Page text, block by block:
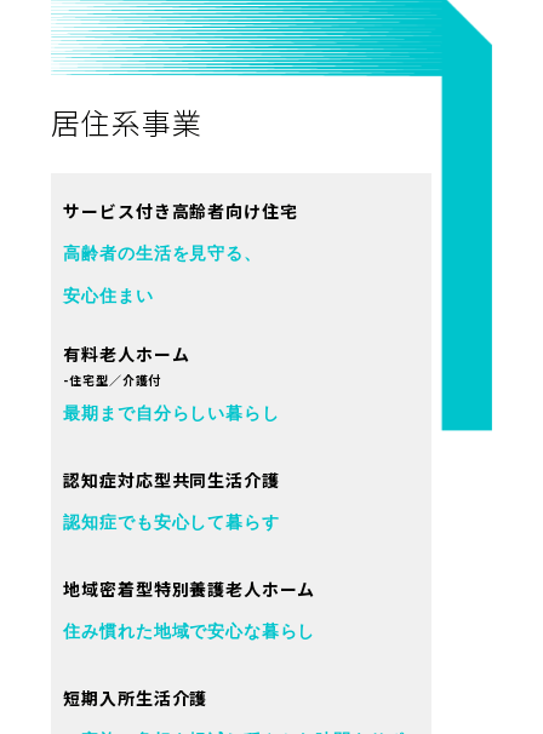
居住系事業
サービス付き高齢者向け住宅
高齢者の生活を見守る、
安心住まい
有料老人ホーム
-住宅型／介護付
最期まで自分らしい暮らし
認知症対応型共同生活介護
認知症でも安心して暮らす
地域密着型特別養護老人ホーム
住み慣れた地域で安心な暮らし
短期入所生活介護